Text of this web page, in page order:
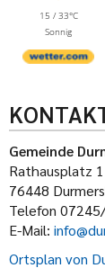
15 / 33°C
Sonnig
Gemeinde
Rathausplatz 1
76448
Telefon
E-Mail:
Ortsplan von